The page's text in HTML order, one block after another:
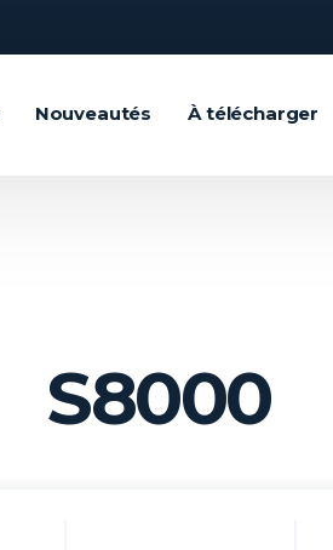
Nouveautés À télécharger
S8000